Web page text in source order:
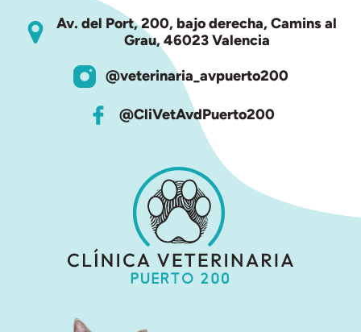
Av. del Port, 200, bajo derecha, Camins al
Grau, 46023 Valencia
@veterinaria_avpuerto200
@CliVetAvdPuerto200